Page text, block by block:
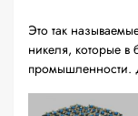
Это так
никеля, которые в
промышленности.